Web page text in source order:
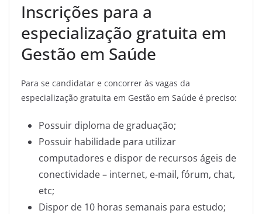
Inscrições para a
especialização gratuita em
Gestão em Saúde
Para se candidatar e concorrer às vagas da
especialização gratuita em Gestão em Saúde é preciso:
Possuir diploma de graduação;
Possuir habilidade para utilizar
computadores e dispor de recursos ágeis de
conectividade – internet, e-mail, fórum, chat,
etc;
Dispor de 10 horas semanais para estudo;